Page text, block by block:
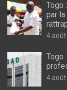
Togo
par
4
Togo
4